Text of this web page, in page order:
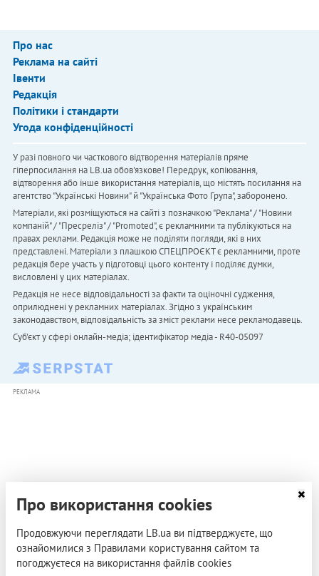
Про нас
Реклама на сайті
Івенти
Редакція
Політики і стандарти
Угода конфіденційності
У разі повного чи часткового відтворення матеріалів пряме
гіперпосилання на LB.ua обов'язкове! Передрук, копіювання,
відтворення або інше використання матеріалів, що містять посилання на
агентство "Українськi Новини" й "Українська Фото Група", заборонено.
Матеріали, які розміщуються на сайті з позначкою "Реклама" / "Новини
компаній" / "Пресреліз" / "Promoted", є рекламними та публікуються на
правах реклами. Редакція може не поділяти погляди, які в них
представлені. Матеріали з плашкою СПЕЦПРОЄКТ є рекламними, проте
редакція бере участь у підготовці цього контенту і поділяє думки,
висловлені у цих матеріалах.
Редакція не несе відповідальності за факти та оціночні судження,
оприлюднені у рекламних матеріалах. Згідно з українським
законодавством, відповідальність за зміст реклами несе рекламодавець.
Cуб'єкт у сфері онлайн-медіа; ідентифікатор медіа - R40-05097
РЕКЛАМА
Про використання cookies
Продовжуючи переглядати LB.ua ви підтверджуєте, що
ознайомилися з Правилами користування сайтом та
погоджуєтеся на використання файлів cookies